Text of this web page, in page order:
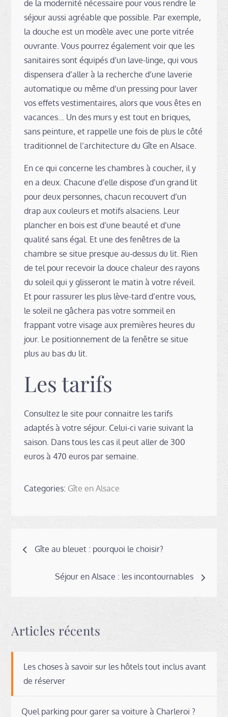
de la modernité nécessaire pour vous rendre le
séjour aussi agréable que possible. Par exemple,
la douche est un modèle avec une porte vitrée
ouvrante. Vous pourrez également voir que les
sanitaires sont équipés d’un lave-linge, qui vous
dispensera d’aller à la recherche d’une laverie
automatique ou même d’un pressing pour laver
vos effets vestimentaires, alors que vous êtes en
vacances… Un des murs y est tout en briques,
sans peinture, et rappelle une fois de plus le côté
traditionnel de l’architecture du Gîte en Alsace.
En ce qui concerne les chambres à coucher, il y
en a deux. Chacune d’elle dispose d’un grand lit
pour deux personnes, chacun recouvert d’un
drap aux couleurs et motifs alsaciens. Leur
plancher en bois est d’une beauté et d’une
qualité sans égal. Et une des fenêtres de la
chambre se situe presque au-dessus du lit. Rien
de tel pour recevoir la douce chaleur des rayons
du soleil qui y glisseront le matin à votre réveil.
Et pour rassurer les plus lève-tard d’entre vous,
le soleil ne gâchera pas votre sommeil en
frappant votre visage aux premières heures du
jour. Le positionnement de la fenêtre se situe
plus au bas du lit.
Les tarifs
Consultez le site pour connaitre les tarifs
adaptés à votre séjour. Celui-ci varie suivant la
saison. Dans tous les cas il peut aller de 300
euros à 470 euros par semaine.
Categories: Gîte en Alsace
Navigation
Gîte au bleuet : pourquoi le choisir?
Séjour en Alsace : les incontournables
Articles récents
Les choses à savoir sur les hôtels tout inclus avant
de réserver
Quel parking pour garer sa voiture à Charleroi ?